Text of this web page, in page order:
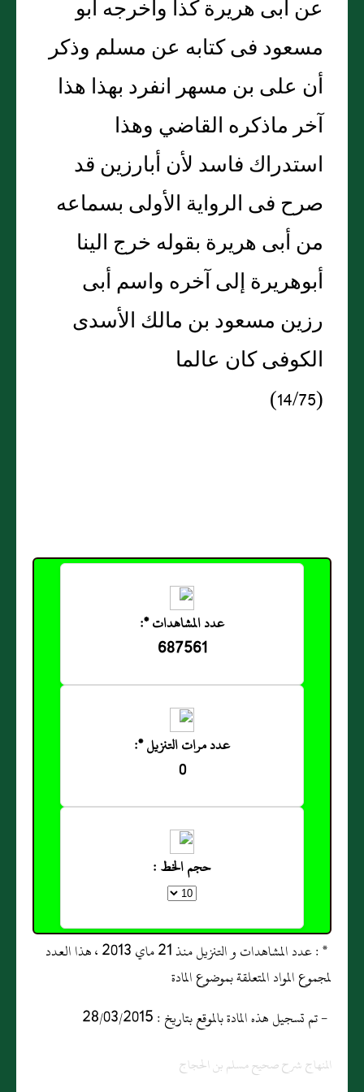
عن أبى هريرة كذا وأخرجه أبو
مسعود فى كتابه عن مسلم وذكر
أن على بن مسهر انفرد بهذا هذا
آخر ماذكره القاضي وهذا
استدراك فاسد لأن أبارزين قد
صرح فى الرواية الأولى بسماعه
من أبى هريرة بقوله خرج الينا
أبوهريرة إلى آخره واسم أبى
رزين مسعود بن مالك الأسدى
الكوفى كان عالما
(14/75)
عدد المشاهدات *:
687561
عدد مرات التنزيل *:
0
حجم الخط :
* : عدد المشاهدات و التنزيل منذ 21 ماي 2013 ، هذا العدد
لمجموع المواد المتعلقة بموضوع المادة
- تم تسجيل هذه المادة بالموقع بتاريخ : 28/03/2015
المنهاج شرح صحيح مسلم بن الحجاج